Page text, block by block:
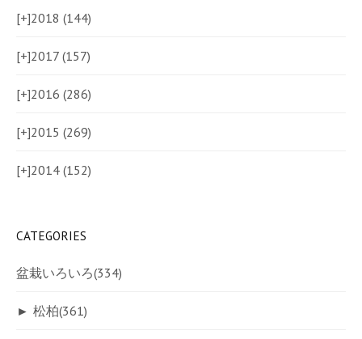
[+]2018 (144)
[+]2017 (157)
[+]2016 (286)
[+]2015 (269)
[+]2014 (152)
CATEGORIES
盆栽いろいろ(334)
► 松柏(361)